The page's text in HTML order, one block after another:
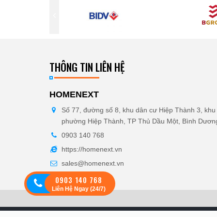
THÔNG TIN LIÊN HỆ
HOMENEXT
Số 77, đường số 8, khu dân cư Hiệp Thành 3, khu
phường Hiệp Thành, TP Thủ Dầu Một, Bình
0903 140 768
https://homenext.vn
sales@homenext.vn
0903 140 768
Liên Hệ Ngay (24/7)